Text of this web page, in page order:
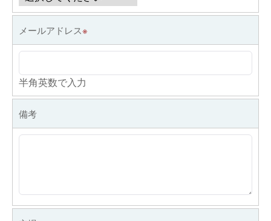
メールアドレス※
半角英数で入力
備考